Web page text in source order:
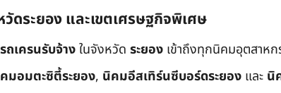
ดระยอง และเขตเศรษฐกิจพิเศษ
รถเครนรับจ้างในจังหวัด ระยอง เข้าถึงทุกนิคมอุตสาห
มอมตะซิตี้ระยอง, นิคมอีสเทิร์นซีบอร์ดระยอง และ นิ